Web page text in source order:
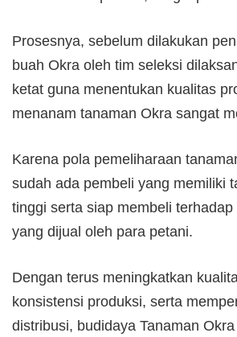
Prosesnya, sebelum dilakukan
buah Okra oleh tim seleksi
ketat guna menentukan kualitas
menanam tanaman Okra sangat
Karena pola pemeliharaan
sudah ada pembeli yang memiliki
tinggi serta siap membeli
yang dijual oleh para petani.
Dengan terus meningkatkan
konsistensi produksi, serta
distribusi, budidaya Tanaman